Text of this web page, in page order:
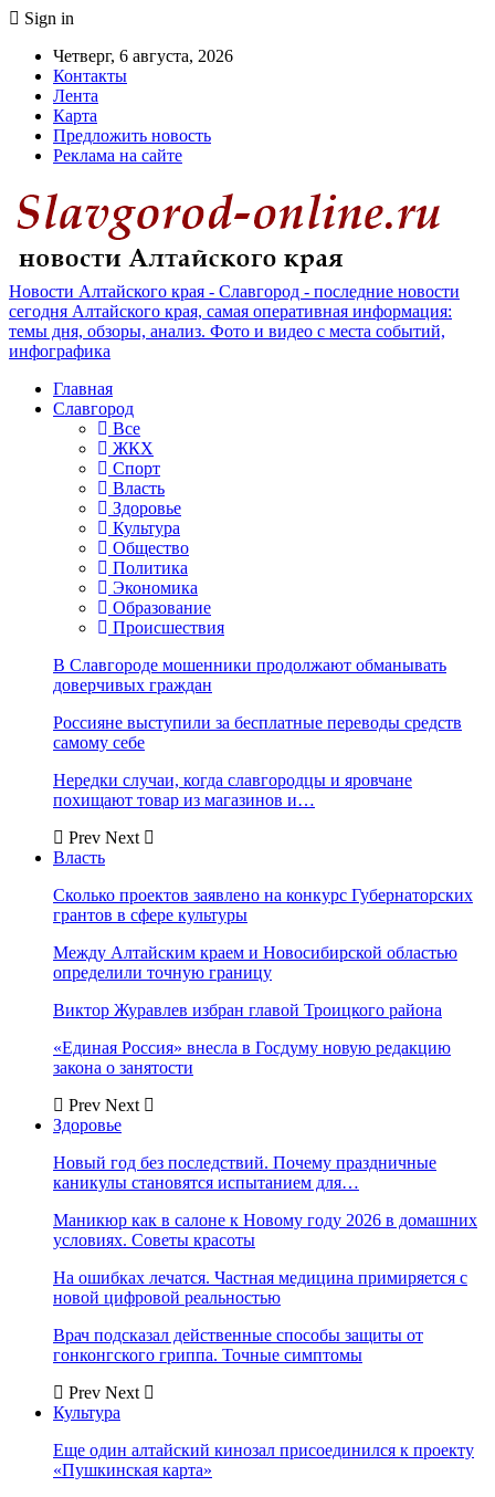
Sign in
Четверг, 6 августа, 2026
Контакты
Лента
Карта
Предложить новость
Реклама на сайте
Новости Алтайского края - Славгород - последние новости
сегодня Алтайского края, самая оперативная информация:
темы дня, обзоры, анализ. Фото и видео с места событий,
инфографика
Главная
Славгород
Все
ЖКХ
Спорт
Власть
Здоровье
Культура
Общество
Политика
Экономика
Образование
Происшествия
В Славгороде мошенники продолжают обманывать
доверчивых граждан
Россияне выступили за бесплатные переводы средств
самому себе
Нередки случаи, когда славгородцы и яровчане
похищают товар из магазинов и…
Prev Next
Власть
Сколько проектов заявлено на конкурс Губернаторских
грантов в сфере культуры
Между Алтайским краем и Новосибирской областью
определили точную границу
Виктор Журавлев избран главой Троицкого района
«Единая Россия» внесла в Госдуму новую редакцию
закона о занятости
Prev Next
Здоровье
Новый год без последствий. Почему праздничные
каникулы становятся испытанием для…
Маникюр как в салоне к Новому году 2026 в домашних
условиях. Советы красоты
На ошибках лечатся. Частная медицина примиряется с
новой цифровой реальностью
Врач подсказал действенные способы защиты от
гонконгского гриппа. Точные симптомы
Prev Next
Культура
Еще один алтайский кинозал присоединился к проекту
«Пушкинская карта»